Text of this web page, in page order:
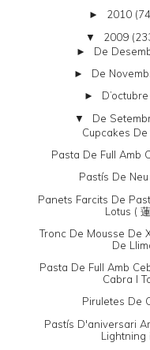
► 2010
▼ 2009
► De
► De
► D’octubre
▼ De
Cupcakes De
Pasta De Full Amb
Pastís De Neu
Panets Farcits De
Lotus (
Tronc De Mousse De
De
Pasta De Full Amb
Cabra I
Piruletes De
Pastís D'aniversari
Lightning